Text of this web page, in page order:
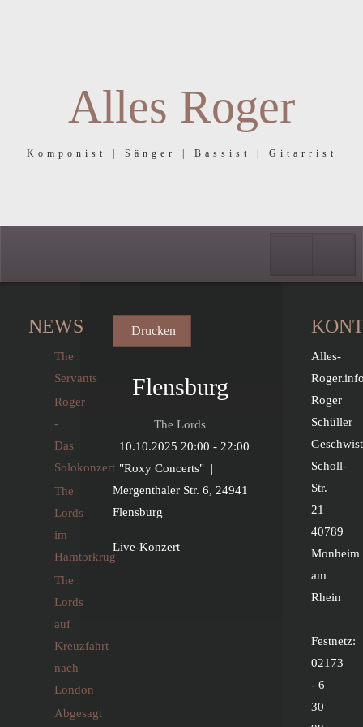
Alles Roger
Komponist | Sänger | Bassist | Gitarrist
NEWS
The
Servants
Roger
-
Das
Solokonzert
The
Lords
im
Hamtorkrug
The
Lords
auf
Kreuzfahrt
nach
London
Abgesagt
Alles-
Roger
Schüller
Scholl-
Str.
21
40789
Monheim
am
Rhein
Festnetz:
02173
- 6
30
Drucken
Flensburg
The Lords
10.10.2025 20:00 - 22:00
"Roxy Concerts" |
Mergenthaler Str. 6, 24941
Flensburg
Live-Konzert